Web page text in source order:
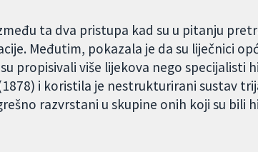
ta dva pristupa kad su u pitanju
Međutim, pokazala je da su liječnici
propisivali više lijekova nego specijalisti
i koristila je nestrukturirani sustav
razvrstani u skupine onih koji su bili